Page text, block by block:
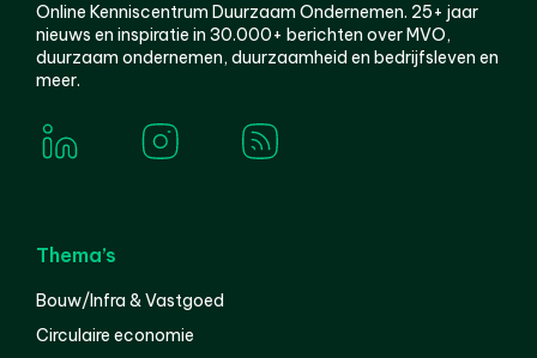
Online Kenniscentrum Duurzaam Ondernemen. 25+ jaar
nieuws en inspiratie in 30.000+ berichten over MVO,
duurzaam ondernemen, duurzaamheid en bedrijfsleven en
meer.
Thema’s
Bouw/Infra & Vastgoed
Circulaire economie